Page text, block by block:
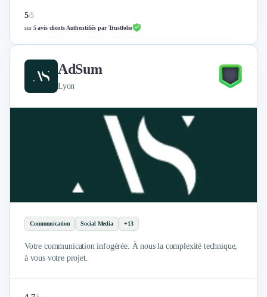
Clubs & Réseaux Professionnels
5/5
sur5 avis clients Authentifiés par Trustfolio
AdSum
Lyon
Communication Social Media +13
Votre communication infogérée. À nous la complexité technique,
à vous votre projet.